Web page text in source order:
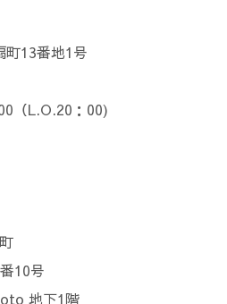
町13番地1号
（L.O.20：00)
10号
地下1階